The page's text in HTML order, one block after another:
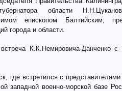
области
епископом Балтийским,
города и области.
К.К.Немировича-Данченко
где встретился с
западной военно-морской базе